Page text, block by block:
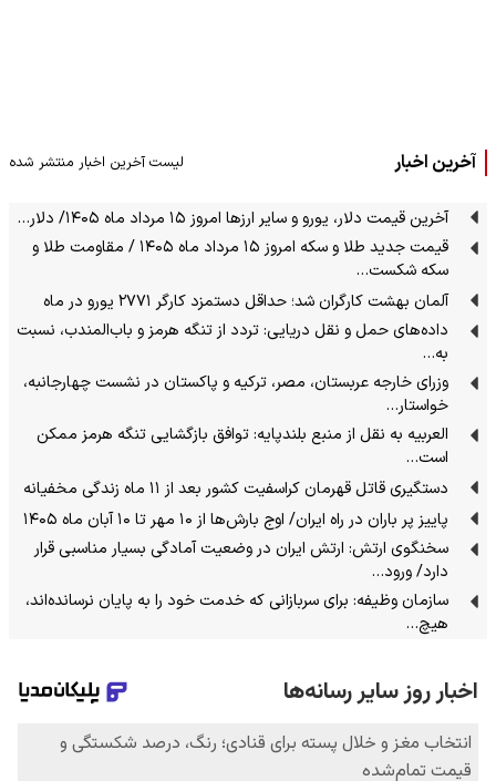
آخرین اخبار لیست آخرین اخبار منتشر شده
آخرین قیمت دلار، یورو و سایر ارزها امروز ۱۵ مرداد ماه ۱۴۰۵/ دلار…
قیمت جدید طلا و سکه امروز ۱۵ مرداد ماه ۱۴۰۵ / مقاومت طلا و
سکه شکست…
آلمان بهشت کارگران شد؛ حداقل دستمزد کارگر ۲۷۷۱ یورو در ماه
داده‌های حمل‌ و نقل دریایی: تردد از تنگه‌ هرمز و باب‌المندب، نسبت
به…
وزرای خارجه عربستان، مصر، ترکیه و پاکستان در نشست چهارجانبه،
خواستار…
العربیه به نقل از منبع بلندپایه: توافق بازگشایی تنگه هرمز ممکن
است…
دستگیری قاتل قهرمان کراسفیت کشور بعد از ۱۱ ماه زندگی مخفیانه
پاییز پر باران در راه ایران/ اوج بارش‌ها از ۱۰ مهر تا ۱۰ آبان ماه ۱۴۰۵
سخنگوی ارتش: ارتش ایران در وضعیت آمادگی بسیار مناسبی قرار
دارد/ ورود…
سازمان وظیفه: برای سربازانی که خدمت خود را به پایان نرسانده‌اند،
هیچ…